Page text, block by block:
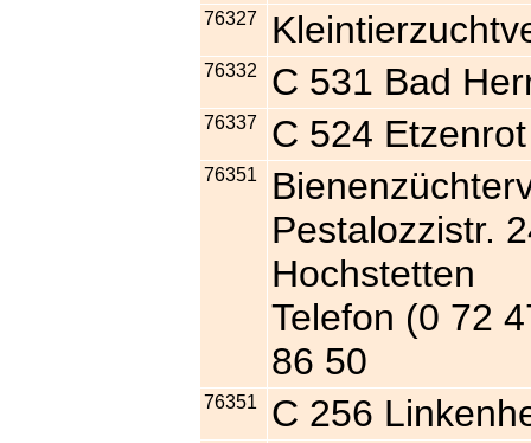
76327
76332 C 531 Bad
76337 C 524 Etzenrot
76351
Pestalozzistr.
Hochstetten
Telefon (0 72
86 50
76351 C 256